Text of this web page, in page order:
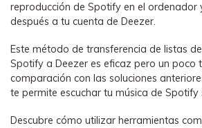
reproducción de Spotify en el ordenador
después a tu cuenta de Deezer.
Este método de transferencia de listas
Spotify a Deezer es eficaz pero un poco
comparación con las soluciones
te permite escuchar tu música de Spotify
Descubre cómo utilizar herramientas